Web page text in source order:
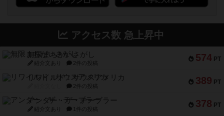
アクセス数 急上昇中
574 PT
無限まちがいさがし
紹介文あり 2件の投稿
389 PT
リワイルド：サウスアメリカ
2件の投稿
378 PT
アンダー・ザ・テーブラー
紹介文あり 1件の投稿